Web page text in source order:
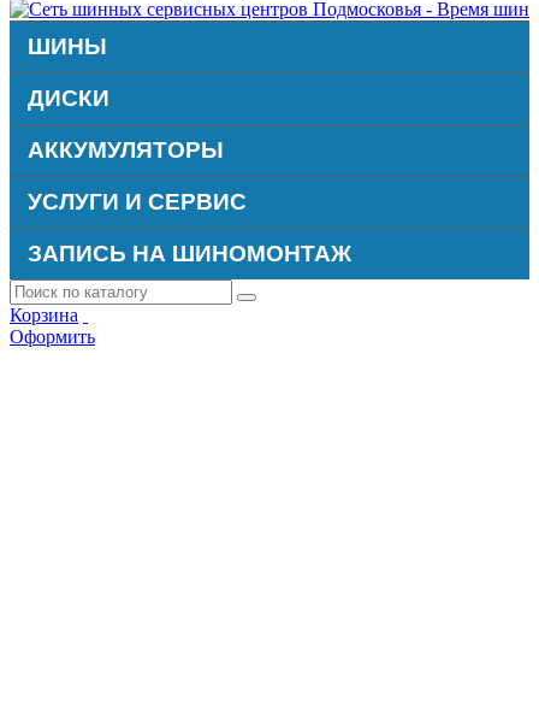
ШИНЫ
ДИСКИ
АККУМУЛЯТОРЫ
УСЛУГИ И СЕРВИС
ЗАПИСЬ НА ШИНОМОНТАЖ
Корзина
Оформить